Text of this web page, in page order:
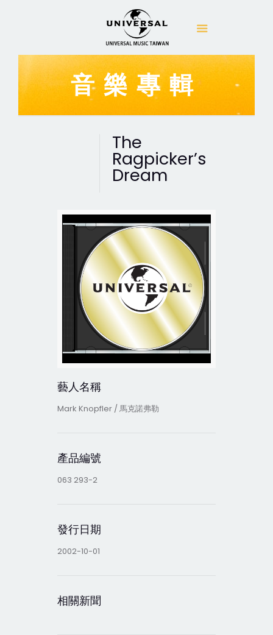
音樂專輯
The
Ragpicker’s
Dream
藝人名稱
Mark Knopfler / 馬克諾弗勒
產品編號
063 293-2
發行日期
2002-10-01
相關新聞